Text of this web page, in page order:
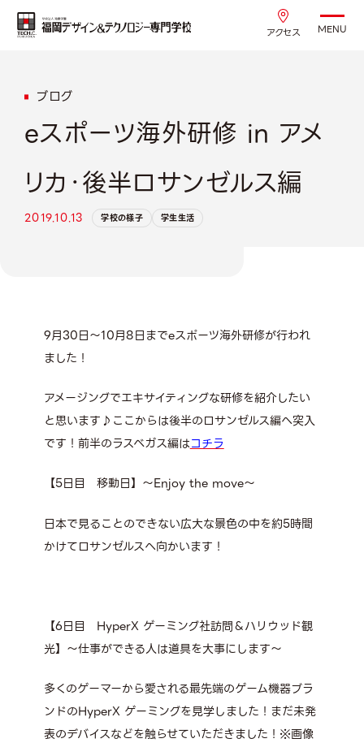
アクセス MENU
ブログ
eスポーツ海外研修 in アメ
リカ・後半ロサンゼルス編
2019.10.13 学校の様子 学生生活
9月30日～10月8日までeスポーツ海外研修が行われ
ました！
アメージングでエキサイティングな研修を紹介したい
と思います♪ここからは後半のロサンゼルス編へ突入
です！前半のラスベガス編はコチラ
【5日目 移動日】～Enjoy the move～
日本で見ることのできない広大な景色の中を約5時間
かけてロサンゼルスへ向かいます！
【6日目 HyperX ゲーミング社訪問＆ハリウッド観
光】～仕事ができる人は道具を大事にします～
多くのゲーマーから愛される最先端のゲーム機器ブラ
ンドのHyperX ゲーミングを見学しました！まだ未発
表のデバイスなどを触らせていただきました！※画像